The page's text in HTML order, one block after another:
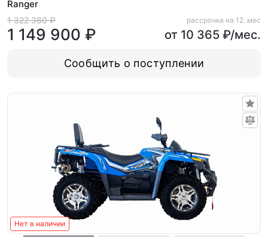
Ranger
1 322 380 ₽
1 149 900 ₽
рассрочка на 12. мес
от 10 365 ₽/мес.
Сообщить о поступлении
Нет в наличии